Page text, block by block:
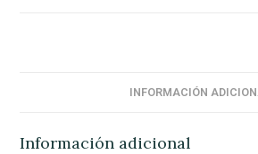
INFORMACIÓN
Información adicional